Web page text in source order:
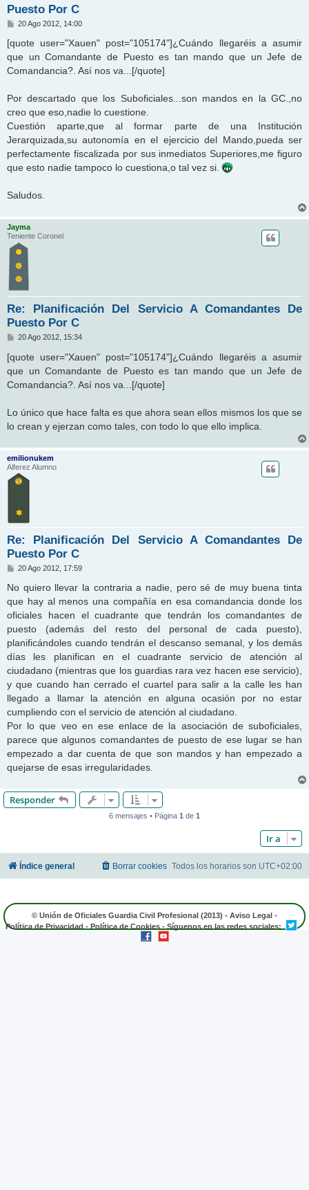
Puesto Por C
M
n
a
j
e
20 Ago 2012, 14:00
[quote user="Xauen" post="105174"]¿Cuándo llegaréis a asumir
que un Comandante de Puesto es tan mando que un Jefe de
Comandancia?. Así nos va...[/quote]
Por descartado que los Suboficiales...son mandos en la GC.,no
creo que eso,nadie lo cuestione.
Cuestión aparte,que al formar parte de una Institución
Jerarquizada,su autonomía en el ejercicio del Mando,pueda ser
perfectamente fiscalizada por sus inmediatos Superiores,me figuro
que esto nadie tampoco lo cuestiona,o tal vez si.
Saludos.
Jayma
Teniente Coronel
Re: Planificación Del Servicio A Comandantes De
Puesto Por C
M
n
s
a
e
20 Ago 2012, 15:34
[quote user="Xauen" post="105174"]¿Cuándo llegaréis a asumir
que un Comandante de Puesto es tan mando que un Jefe de
Comandancia?. Así nos va...[/quote]
Lo único que hace falta es que ahora sean ellos mismos los que se
lo crean y ejerzan como tales, con todo lo que ello implica.
emilionukem
Alferez Alumno
Re: Planificación Del Servicio A Comandantes De
Puesto Por C
M
n
a
j
e
20 Ago 2012, 17:59
No quiero llevar la contraria a nadie, pero sé de muy buena tinta
que hay al menos una compañía en esa comandancia donde los
oficiales hacen el cuadrante que tendrán los comandantes de
puesto (además del resto del personal de cada puesto),
planificándoles cuando tendrán el descanso semanal, y los demás
días les planifican en el cuadrante servicio de atención al
ciudadano (mientras que los guardias rara vez hacen ese servicio),
y que cuando han cerrado el cuartel para salir a la calle les han
llegado a llamar la atención en alguna ocasión por no estar
cumpliendo con el servicio de atención al ciudadano.
Por lo que veo en ese enlace de la asociación de suboficiales,
parece que algunos comandantes de puesto de ese lugar se han
empezado a dar cuenta de que son mandos y han empezado a
quejarse de esas irregularidades.
Responder
6 mensajes • Página 1 de 1
Ir a
Índice general Todos los horarios son UTC+02:00
Borrar cookies
© Unión de Oficiales Guardia Civil Profesional (2013) - Aviso Legal -
Política de Privacidad - Política de Cookies - Síguenos en las redes sociales: